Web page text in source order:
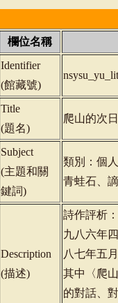
欄位名稱
Identifier
(館藏號)
Title
(題名)
爬山的次
Subject
(主題和關
鍵詞)
類別：個
青蛙石、
Description
(描述)
詩作評析
九八六年
八七年五
其中〈爬
的對話、